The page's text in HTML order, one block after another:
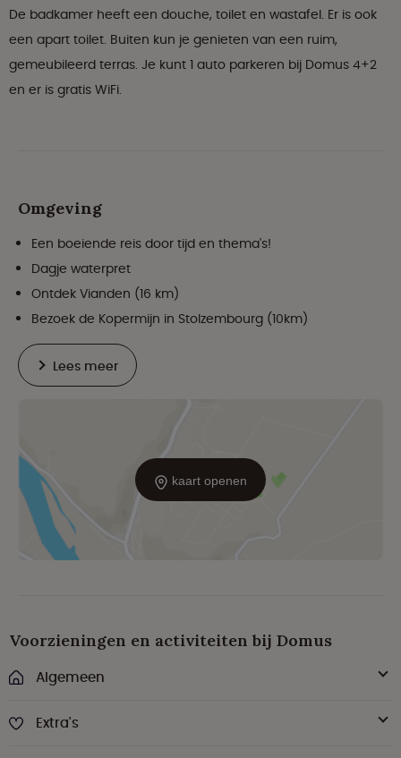
De badkamer heeft een douche, toilet en wastafel. Er is ook
een apart toilet. Buiten kun je genieten van een ruim,
gemeubileerd terras. Je kunt 1 auto parkeren bij Domus 4+2
en er is gratis WiFi.
kaart openen
Omgeving
Een boeiende reis door tijd en thema's!
Dagje waterpret
Ontdek Vianden (16 km)
Bezoek de Kopermijn in Stolzembourg (10km)
Lees meer
Voorzieningen en activiteiten bij Domus
Algemeen
Extra's